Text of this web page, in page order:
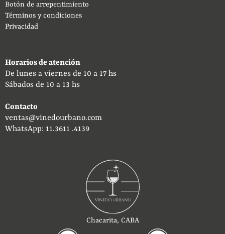
Botón de arrepentimiento
Términos y condiciones
Privacidad
Horarios de atención
De lunes a viernes de 10 a 17 hs
Sábados de 10 a 13 hs
Contacto
ventas@vinedourbano.com
WhatsApp: 11.3611 .4139
Chacarita, CABA